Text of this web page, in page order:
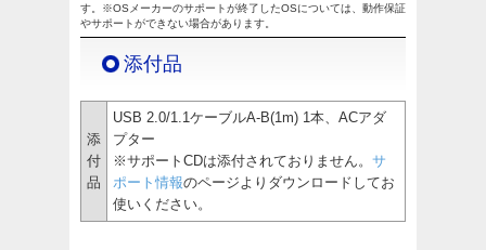
す。※OSメーカーのサポートが終了したOSについては、動作保証
やサポートができない場合があります。
添付品
添
付
品
USB 2.0/1.1ケーブルA-B(1m) 1本、ACアダ
プター
※サポートCDは添付されておりません。 サ
ポート情報のページよりダウンロードしてお
使いください。